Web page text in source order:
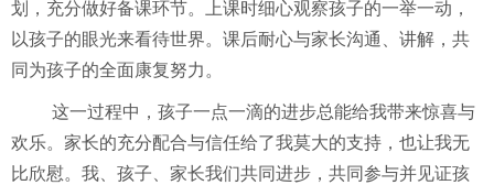
划，充分做好备课环节。上课时细心观察孩子的一举一动，
以孩子的眼光来看待世界。课后耐心与家长沟通、讲解，共
同为孩子的全面康复努力。
这一过程中，孩子一点一滴的进步总能给我带来惊喜与
欢乐。家长的充分配合与信任给了我莫大的支持，也让我无
比欣慰。我、孩子、家长我们共同进步，共同参与并见证孩